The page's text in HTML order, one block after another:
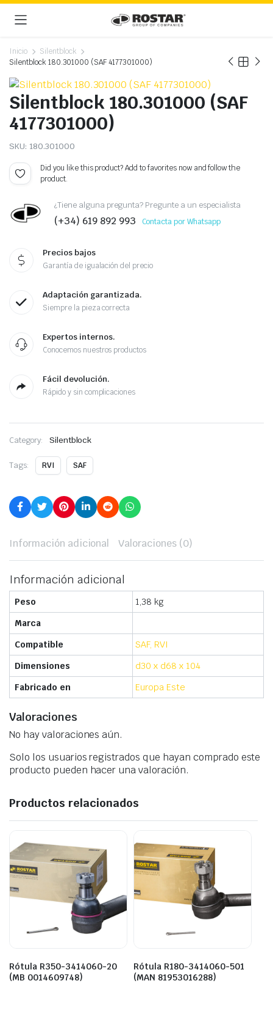
Inicio
Silentblock
Silentblock 180.301000 (SAF 4177301000)
Silentblock 180.301000 (SAF
4177301000)
SKU: 180.301000
Did you like this product? Add to favorites now and follow the
product.
¿Tiene alguna pregunta? Pregunte a un especialista
(+34) 619 892 993 Contacta por Whatsapp
Precios bajos
Garantía de igualación del precio
Adaptación garantizada.
Siempre la pieza correcta
Expertos internos.
Conocemos nuestros productos
Fácil devolución.
Rápido y sin complicaciones
Category: Silentblock
Tags: RVI SAF
Información adicional Valoraciones (0)
Información adicional
Peso
1,38 kg
Marca
Compatible
SAF, RVI
Dimensiones
d30 x d68 x 104
Fabricado en
Europa Este
Valoraciones
No hay valoraciones aún.
Solo los usuarios registrados que hayan comprado este
producto pueden hacer una valoración.
Productos relacionados
Rótula R350-3414060-20
(MB 0014609748)
Rótula R180-3414060-501
(MAN 81953016288)